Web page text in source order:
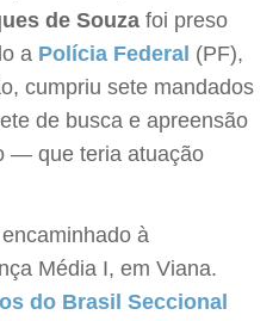
de Souza foi preso
a Polícia Federal (PF),
cumpriu sete mandados
de busca e apreensão
— que teria atuação
à
Média I, em Viana.
do Brasil Seccional